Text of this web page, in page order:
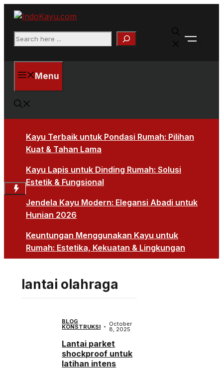
Skip
content
Search
X
Menu
Kayu Terbaik untuk Pondasi Rumah: Pilihan
Kuat & Tahan Lama
Kayu Lapis untuk Dinding Rumah: Solusi
Estetik & Fungsional
Jendela Kayu Modern: Elegansi Abadi untuk
Hunian 2026
Keuntungan Menggunakan Kayu untuk
Rumah: Estetika, Kekuatan & Lingkungan
lantai olahraga
BLOG
KONSTRUKSI October
8, 2025
Lantai parket
shockproof untuk
latihan intens